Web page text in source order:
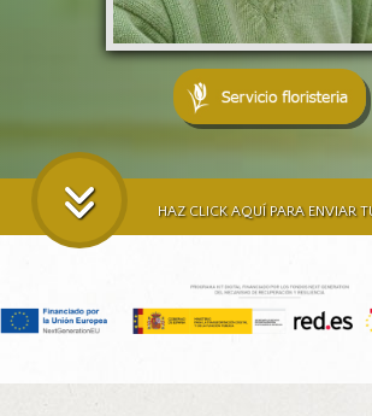
HAZ CLICK AQUÍ PARA ENVIAR